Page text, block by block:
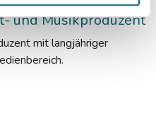
und Musikproduzent
mit langjähriger